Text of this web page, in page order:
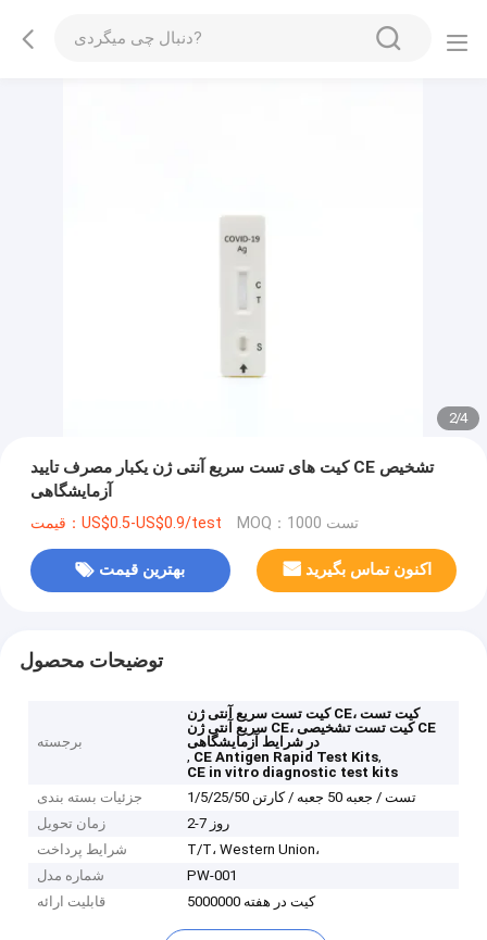
2/4
کیت های تست سریع آنتی ژن یکبار مصرف تایید CE تشخیص
آزمایشگاهی
قیمت：US$0.5-US$0.9/test MOQ：1000 تست
بهترین قیمت اکنون تماس بگیرید
توضیحات محصول
برجسته
کیت تست سریع آنتی ژن CE، کیت تست
سریع آنتی ژن CE، کیت تست تشخیصی CE
در شرایط آزمایشگاهی
, CE Antigen Rapid Test Kits,
CE in vitro diagnostic test kits
جزئیات بسته بندی
1/5/25/50 تست / جعبه 50 جعبه / کارتن
زمان تحویل
2-7 روز
شرایط پرداخت
T/T، Western Union،
شماره مدل
PW-001
قابلیت ارائه
5000000 کیت در هفته